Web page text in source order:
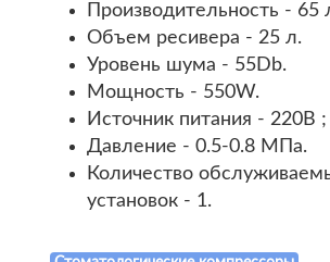
Производительность - 65
Объем ресивера - 25 л.
Уровень шума - 55Db.
Мощность - 550W.
Источник питания - 220В ;
Давление - 0.5-0.8 МПа.
Количество
установок - 1.